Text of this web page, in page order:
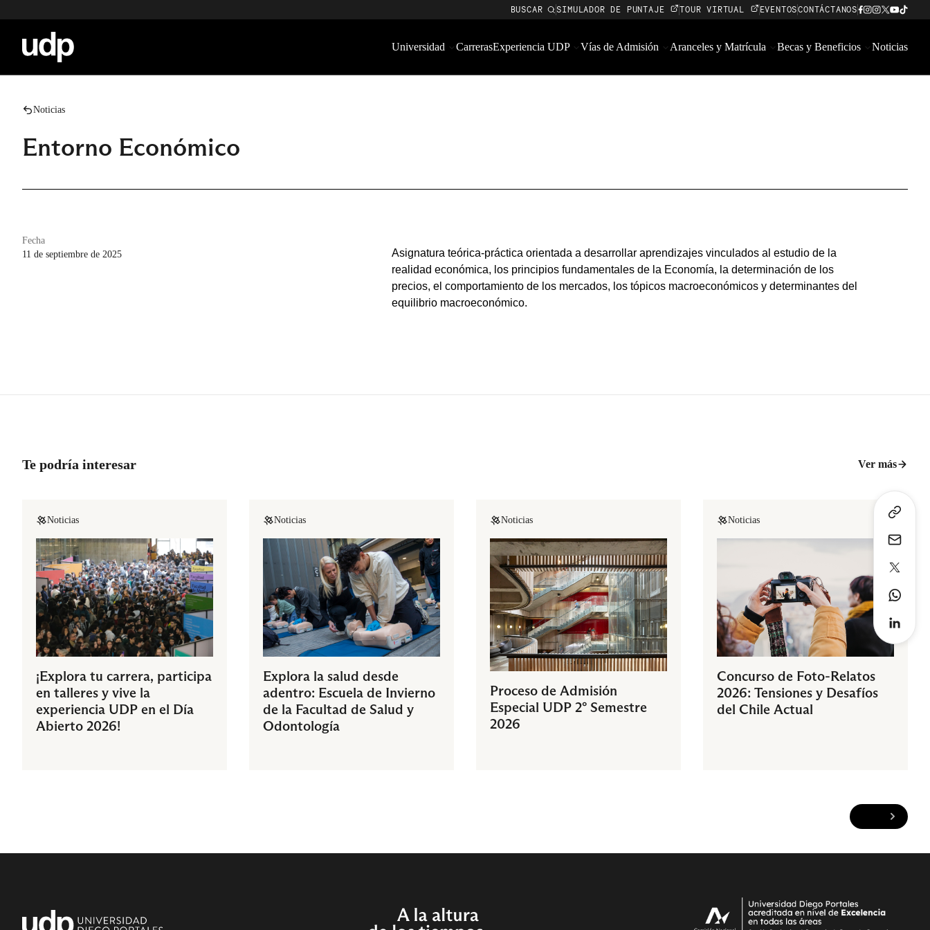
BUSCAR SIMULADOR DE PUNTAJE TOUR VIRTUAL EVENTOSCONTÁCTANOS
Universidad CarrerasExperiencia UDP Vías de Admisión Aranceles y Matrícula Becas y Beneficios Noticias
Noticias
Entorno Económico
Fecha
11 de septiembre de 2025
Asignatura teórica-práctica orientada a desarrollar aprendizajes vinculados al estudio de la
realidad económica, los principios fundamentales de la Economía, la determinación de los
precios, el comportamiento de los mercados, los tópicos macroeconómicos y determinantes del
equilibrio macroeconómico.
Te podría interesar Ver más
Noticias
¡Explora tu carrera, participa
en talleres y vive la
experiencia UDP en el Día
Abierto 2026!
Noticias
Explora la salud desde
adentro: Escuela de Invierno
de la Facultad de Salud y
Odontología
Noticias
Proceso de Admisión
Especial UDP 2° Semestre
2026
Noticias
Concurso de Foto-Relatos
2026: Tensiones y Desafíos
del Chile Actual